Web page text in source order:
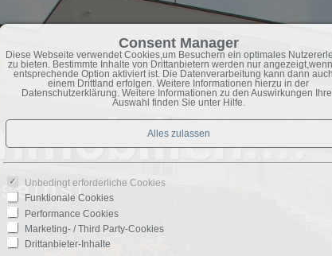
Consent Manager
Diese Webseite verwendet Cookies,um Besuchern ein optimales
zu bieten. Bestimmte Inhalte von Drittanbietern werden nur
entsprechende Option aktiviert ist. Die Datenverarbeitung kann dann
einem Drittland erfolgen. Weitere Informationen hierzu in der
Datenschutzerklärung. Weitere Informationen zu den Auswirkungen
Auswahl finden Sie unter Hilfe.
Unbedingt erforderliche Cookies
Funktionale Cookies
Performance Cookies
Marketing- / Third Party-Cookies
Drittanbieter-Inhalte